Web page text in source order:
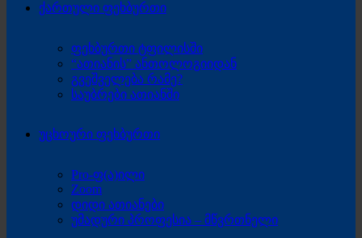
ქართული ფეხბურთი
ფეხბურთი ტფილისში
“ათიანის” ანთოლოგიიდან
გვეშველება რამე?
საუბრები ათიანში
უცხოური ფეხბურთი
Pro-ფ(ა)ილი
Zoom
დიდი ათიანები
უმადური პროფესია – მწვრთნელი